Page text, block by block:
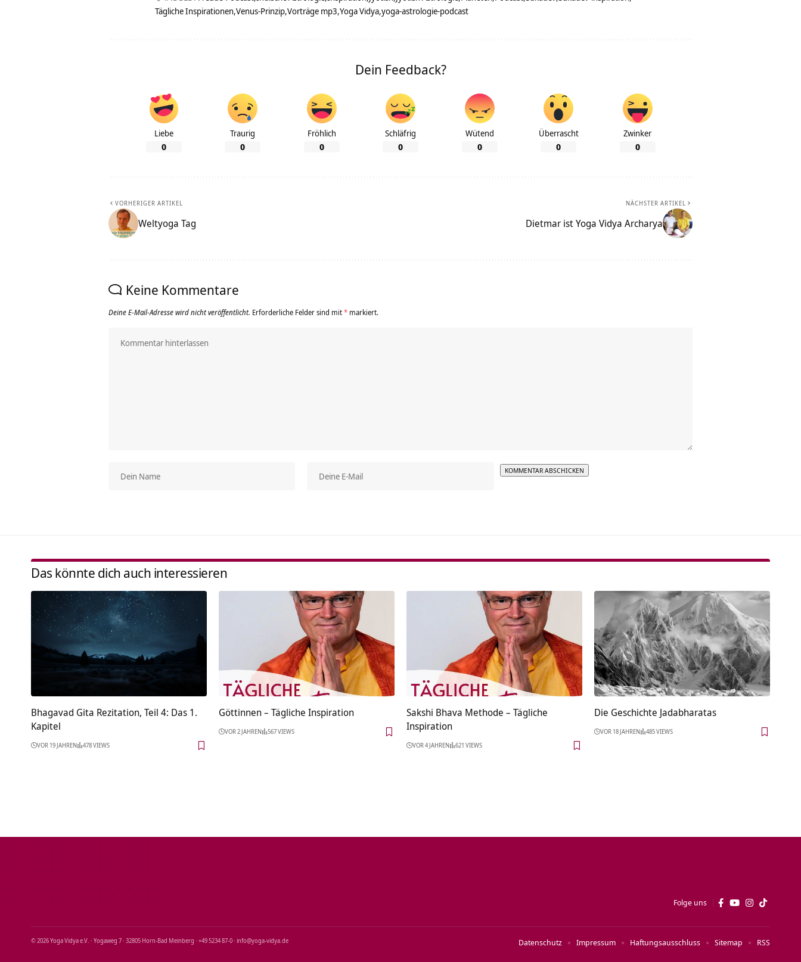
Tägliche Inspirationen Venus-Prinzip Vorträge mp3 Yoga Vidya yoga-astrologie-podcast
Dein Feedback?
Liebe
0
Traurig
0
Fröhlich
0
Schläfrig
0
Wütend
0
Überrascht
0
Zwinker
0
VORHERIGER ARTIKEL
Weltyoga Tag
NÄCHSTER ARTIKEL
Dietmar ist Yoga Vidya Archarya
Keine Kommentare
Deine E-Mail-Adresse wird nicht veröffentlicht. Erforderliche Felder sind mit* markiert.
Das könnte dich auch interessieren
Bhagavad Gita Rezitation, Teil 4: Das 1.
Kapitel
VOR 19 JAHREN 478 VIEWS
Göttinnen – Tägliche Inspiration
VOR 2 JAHREN 567 VIEWS
Sakshi Bhava Methode – Tägliche
Inspiration
VOR 4 JAHREN 621 VIEWS
Die Geschichte Jadabharatas
VOR 18 JAHREN 485 VIEWS
Folge uns
© 2026 Yoga Vidya e.V. · Yogaweg 7 · 32805 Horn‑Bad Meinberg · +49 5234 87‑0 · info@yoga‑vidya.de Datenschutz Impressum Haftungsausschluss Sitemap RSS